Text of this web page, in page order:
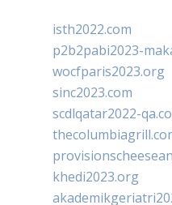
isth2022.com
p2b2pabi2023-
wocfparis2023.org
sinc2023.com
scdlqatar2022-
khedi2023.org